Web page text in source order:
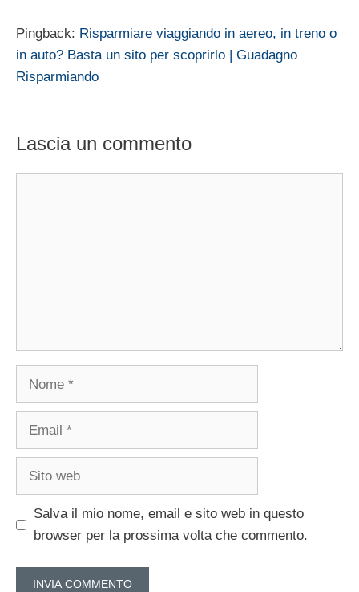
Pingback: Risparmiare viaggiando in aereo, in treno o
in auto? Basta un sito per scoprirlo | Guadagno
Risparmiando
Lascia un commento
Nome
Email
Sito
Salva il mio nome, email e sito web in questo
browser per la prossima volta che commento.